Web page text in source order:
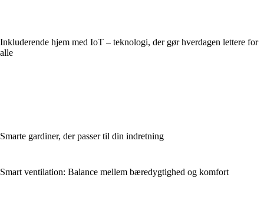
Inkluderende hjem med IoT – teknologi, der gør hverdagen lettere for
alle
Smarte gardiner, der passer til din indretning
Smart ventilation: Balance mellem bæredygtighed og komfort